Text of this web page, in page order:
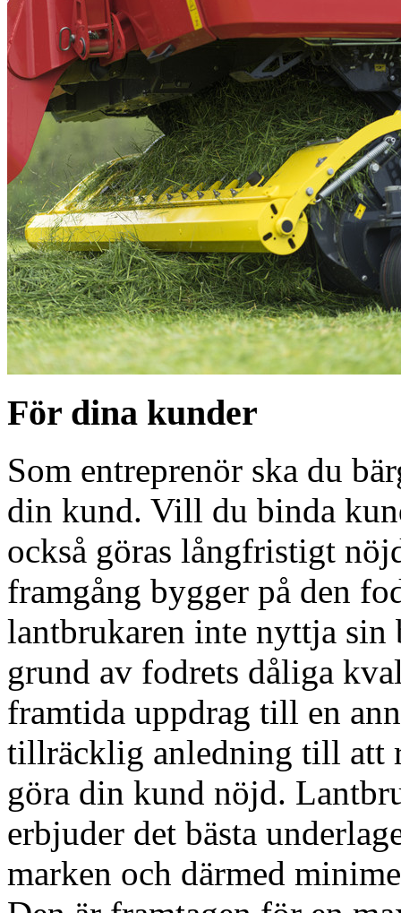
För dina kunder
Som entreprenör ska du
din kund. Vill du binda
också göras långfristigt
framgång bygger på den
lantbrukaren inte nyttja sin
grund av fodrets dåliga
framtida uppdrag till en
tillräcklig anledning till att
göra din kund nöjd.
erbjuder det bästa
marken och därmed